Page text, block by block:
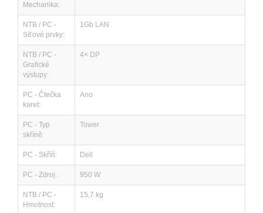
Mechanika:
NTB / PC -
Síťové prvky:
1Gb LAN
NTB / PC -
Grafické
výstupy:
4× DP
PC - Čtečka
karet:
Ano
PC - Typ
skříně:
Tower
PC - Skříň: Dell
PC - Zdroj: 950 W
NTB / PC -
Hmotnost:
15,7 kg